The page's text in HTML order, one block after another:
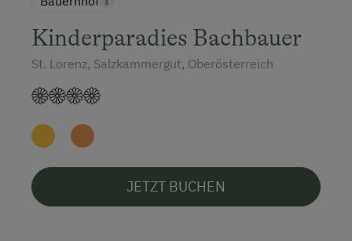
Kinderparadies Bachbauer
St. Lorenz, Salzkammergut, Oberösterreich
JETZT BUCHEN